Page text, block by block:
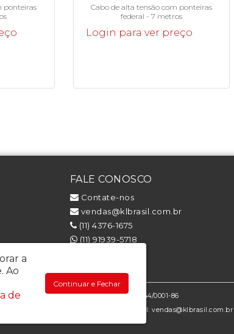
ponteiras
Cabo de alta tensão com ponteiras
federal - 7 metros
Login para ver preço
FALE CONOSCO
Contate-nos
vendas@klbrasil.com.br
(11) 4376-1675
(11) 91939-5718
E EXPORTACAO LTDA - CNPJ: 26.639.144/0001-86
– Osasco / SP - CEP: 06070-050 - Email: vendas@klbrasil.com.br
a
Ao
de
Continuar e Fechar